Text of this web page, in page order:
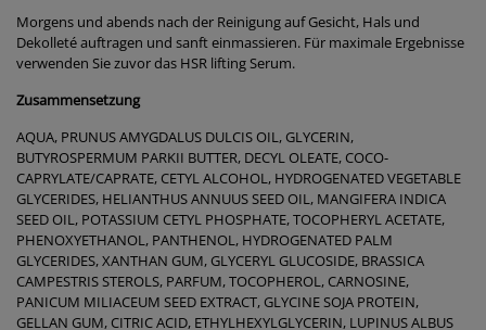
Morgens und abends nach der Reinigung auf Gesicht, Hals und
Dekolleté auftragen und sanft einmassieren. Für maximale Ergebnisse
verwenden Sie zuvor das HSR lifting Serum.
Zusammensetzung
AQUA, PRUNUS AMYGDALUS DULCIS OIL, GLYCERIN,
BUTYROSPERMUM PARKII BUTTER, DECYL OLEATE, COCO-
CAPRYLATE/CAPRATE, CETYL ALCOHOL, HYDROGENATED VEGETABLE
GLYCERIDES, HELIANTHUS ANNUUS SEED OIL, MANGIFERA INDICA
SEED OIL, POTASSIUM CETYL PHOSPHATE, TOCOPHERYL ACETATE,
PHENOXYETHANOL, PANTHENOL, HYDROGENATED PALM
GLYCERIDES, XANTHAN GUM, GLYCERYL GLUCOSIDE, BRASSICA
CAMPESTRIS STEROLS, PARFUM, TOCOPHEROL, CARNOSINE,
PANICUM MILIACEUM SEED EXTRACT, GLYCINE SOJA PROTEIN,
GELLAN GUM, CITRIC ACID, ETHYLHEXYLGLYCERIN, LUPINUS ALBUS